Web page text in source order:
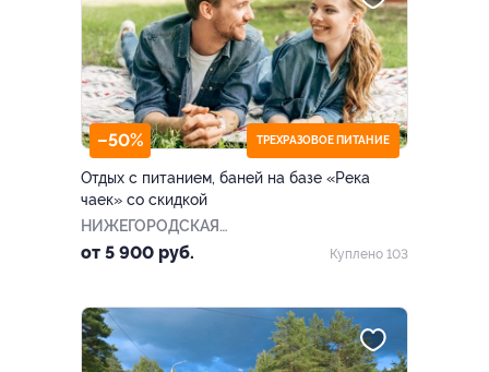
–50% ТРЕХРАЗОВОЕ ПИТАНИЕ
Отдых с питанием, баней на базе «Река
чаек» со скидкой
НИЖЕГОРОДСКАЯ
ОБЛАСТЬ
от 5 900 руб. Куплено 103